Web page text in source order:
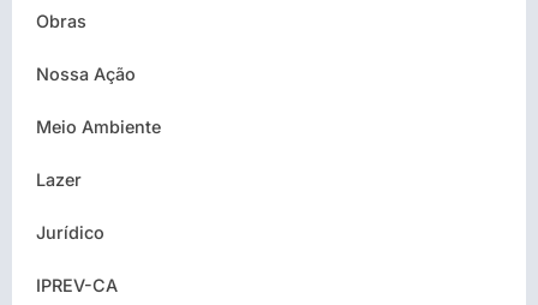
Obras
Nossa Ação
Meio Ambiente
Lazer
Jurídico
IPREV-CA